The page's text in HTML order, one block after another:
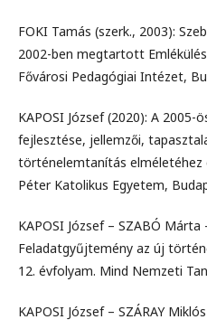
FOKI Tamás (szerk., 2003):
2002-ben megtartott
Fővárosi Pedagógiai Intézet,
KAPOSI József (2020): A
fejlesztése, jellemzői,
történelemtanítás elméletéhez
Péter Katolikus Egyetem,
KAPOSI József – SZABÓ Márta
Feladatgyűjtemény az új
12. évfolyam. Mind Nemzeti
KAPOSI József – SZÁRAY